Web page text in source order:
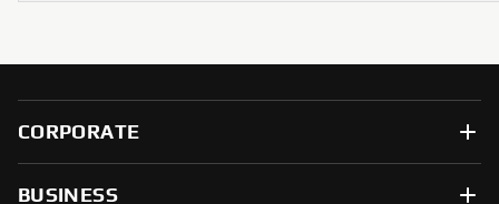
CORPORATE
BUSINESS